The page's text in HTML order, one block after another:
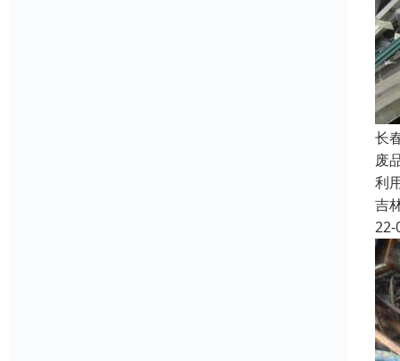
长
废
利
吉
22-